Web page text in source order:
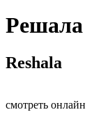
Решала
Reshala
смотреть онлайн